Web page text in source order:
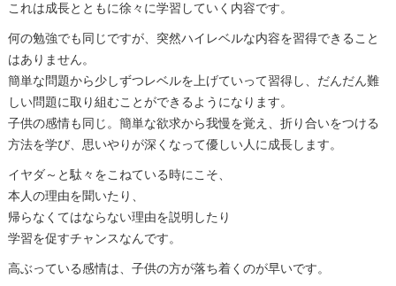
これは成長とともに徐々に学習していく内容です。
何の勉強でも同じですが、突然ハイレベルな内容を習得できること
はありません。
簡単な問題から少しずつレベルを上げていって習得し、だんだん難
しい問題に取り組むことができるようになります。
子供の感情も同じ。簡単な欲求から我慢を覚え、折り合いをつける
方法を学び、思いやりが深くなって優しい人に成長します。
イヤダ～と駄々をこねている時にこそ、
本人の理由を聞いたり、
帰らなくてはならない理由を説明したり
学習を促すチャンスなんです。
高ぶっている感情は、子供の方が落ち着くのが早いです。